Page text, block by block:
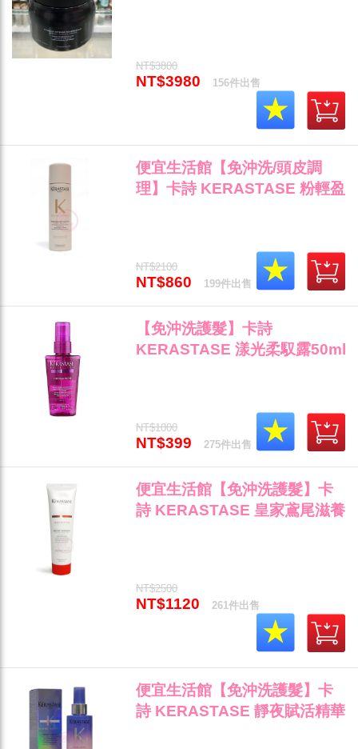
NT$3800
NT$3980 156件出售
便宜生活館【免沖洗/頭皮調
理】卡詩 KERASTASE 粉輕盈
NT$2100
NT$860 199件出售
【免沖洗護髮】卡詩
KERASTASE 漾光柔馭露50ml
NT$1000
NT$399 275件出售
便宜生活館【免沖洗護髮】卡
詩 KERASTASE 皇家鳶尾滋養
NT$2500
NT$1120 261件出售
便宜生活館【免沖洗護髮】卡
詩 KERASTASE 靜夜賦活精華